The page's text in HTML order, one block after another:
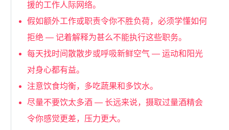
援的工作人际网络。
假如额外工作或职责令你不胜负荷，必须学懂如何
拒绝 — 记着解释为甚么不能执行这些职务。
每天找时间散散步或呼吸新鲜空气 — 运动和阳光
对身心都有益。
注意饮食均衡，多吃蔬果和多饮水。
尽量不要饮太多酒 — 长远来说，摄取过量酒精会
令你感觉更差，压力更大。